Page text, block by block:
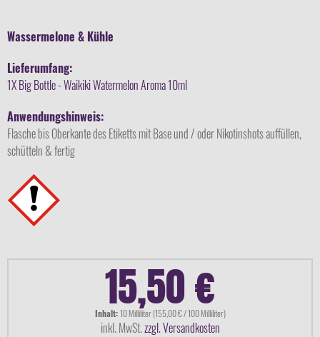
Wassermelone & Kühle
Lieferumfang:
1X Big Bottle - Waikiki Watermelon Aroma 10ml
Anwendungshinweis:
Flasche bis Oberkante des Etiketts mit Base und / oder Nikotinshots auffüllen,
schütteln & fertig
15,50 €
Inhalt:10 Milliliter (155,00 € / 100 Milliliter)
inkl. MwSt.zzgl. Versandkosten